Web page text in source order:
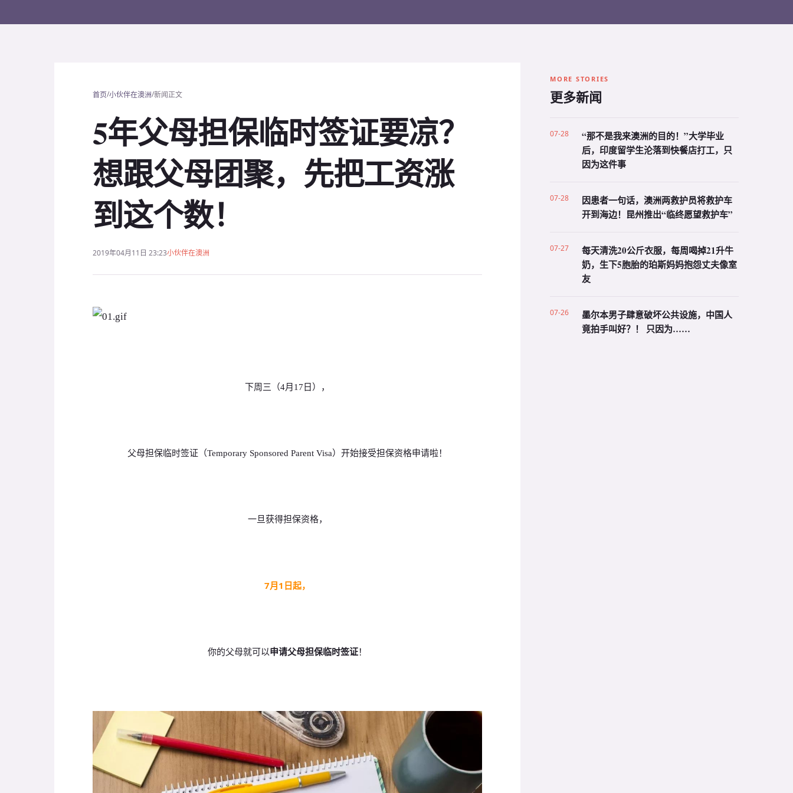
首页/小伙伴在澳洲/新闻正文
5年父母担保临时签证要凉？
想跟父母团聚，先把工资涨
到这个数！
2019年04月11日 23:23小伙伴在澳洲
下周三（4月17日），
父母担保临时签证（Temporary Sponsored Parent Visa）开始接受担保资格申请啦！
一旦获得担保资格，
7月1日起，
你的父母就可以申请父母担保临时签证！
MORE STORIES
更多新闻
07-28
“那不是我来澳洲的目的！”大学毕业
后，印度留学生沦落到快餐店打工，只
因为这件事
07-28
因患者一句话，澳洲两救护员将救护车
开到海边！昆州推出“临终愿望救护车”
07-27
每天清洗20公斤衣服，每周喝掉21升牛
奶，生下5胞胎的珀斯妈妈抱怨丈夫像室
友
07-26
墨尔本男子肆意破坏公共设施，中国人
竟拍手叫好？！ 只因为……